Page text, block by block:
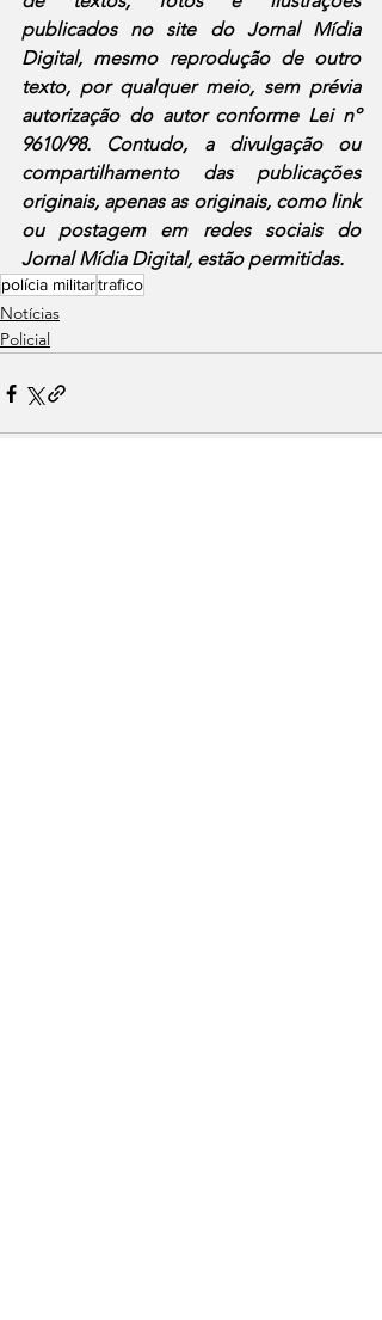
publicados no site do Jornal Mídia
Digital, mesmo reprodução de outro
texto, por qualquer meio, sem prévia
autorização do autor conforme Lei nº
9610/98. Contudo, a divulgação ou
compartilhamento das publicações
originais, apenas as originais, como link
ou postagem em redes sociais do
Jornal Mídia Digital, estão permitidas.
polícia militartrafico
Notícias
Policial